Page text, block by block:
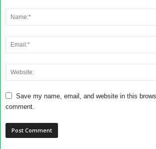
Save my name, email, and website in this
comment.